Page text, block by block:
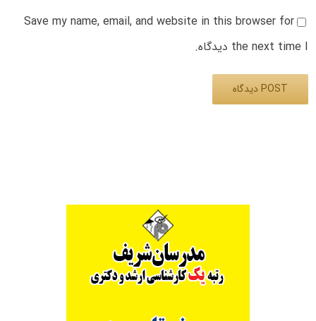
Save my name, email, and website in this browser for
the next time I دیدگاه.